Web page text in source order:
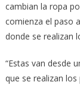
cambian la ropa
comienza el paso
donde se realizan
“Estas van desde
que se realizan